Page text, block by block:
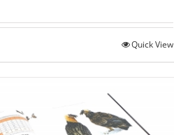
Quick View